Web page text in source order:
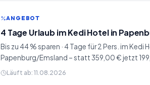
ANGEBOT
4 Tage Urlaub im Kedi Hotel in
Bis zu 44 % sparen · 4 Tage für 2 Pers. im Kedi
Papenburg/Emsland – statt 359,00 € jetzt
Läuft ab: 11.08.2026